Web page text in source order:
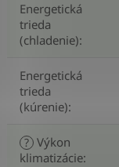
Energetická
trieda
(chladenie):
Energetická
trieda
(kúrenie):
? Výkon
klimatizácie: